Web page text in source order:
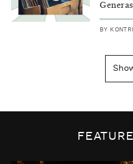
BY
Biaya